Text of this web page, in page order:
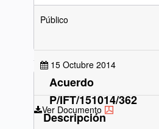
Público
15 Octubre 2014
Ver Documento
Acuerdo
P/IFT/151014/362
Descripción